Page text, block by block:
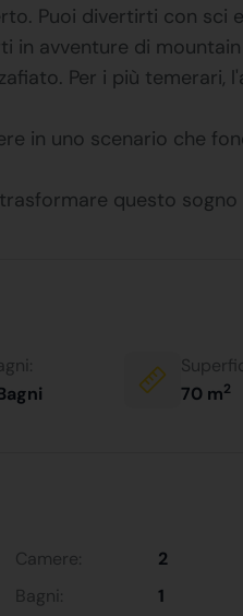
Puoi divertirti con sci
in avventure di
Per i più temerari,
in uno scenario che
questo sogno
70 m2
Camere:
2
Bagni:
1